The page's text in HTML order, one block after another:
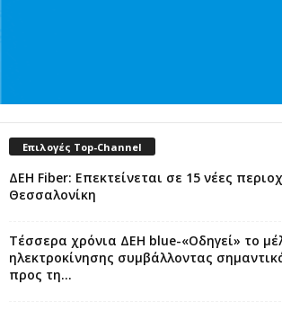
Επιλογές Top-Channel
ΔΕΗ Fiber: Επεκτείνεται σε 15 νέες
Θεσσαλονίκη
Τέσσερα χρόνια ΔΕΗ blue-«Οδηγεί» το
ηλεκτροκίνησης συμβάλλοντας
προς τη...